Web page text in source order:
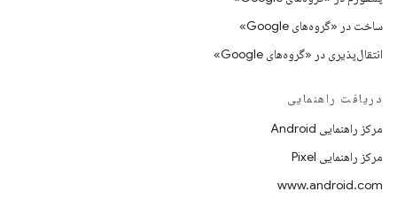
ساخت در «گروه‌های Google»
انتقال‌پذیری در «گروه‌های Google»
دریافت راهنمایی
مرکز راهنمایی Android
مرکز راهنمایی Pixel
www.android.com